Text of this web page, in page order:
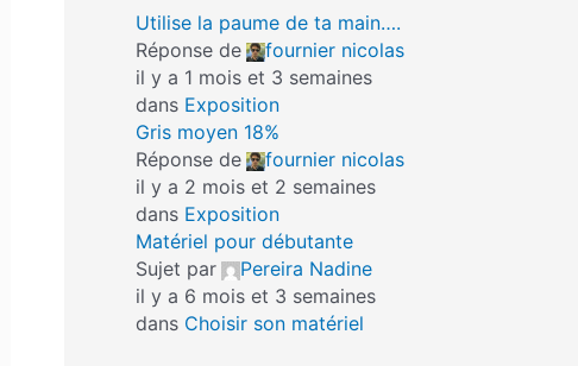
Utilise la paume de ta main….
Réponse de
fournier nicolas
il y a 1 mois et 3 semaines
dans Exposition
Gris moyen 18%
Réponse de
fournier nicolas
il y a 2 mois et 2 semaines
dans Exposition
Matériel pour débutante
Sujet par
Pereira Nadine
il y a 6 mois et 3 semaines
dans Choisir son matériel